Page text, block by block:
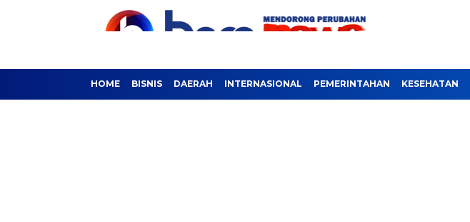
HOME BISNIS DAERAH INTERNASIONAL PEMERINTAHAN KESEHATAN